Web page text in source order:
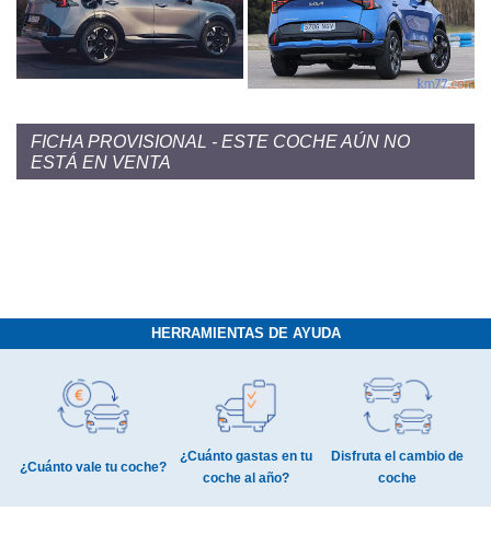
FICHA PROVISIONAL - ESTE COCHE AÚN NO
ESTÁ EN VENTA
HERRAMIENTAS DE AYUDA
¿Cuánto vale tu coche?
¿Cuánto gastas en tu
coche al año?
Disfruta el cambio de
coche